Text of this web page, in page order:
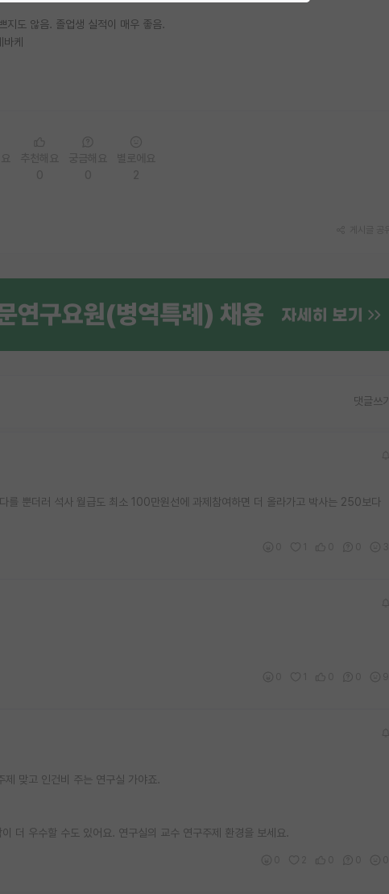
지도 않음. 졸업생 실적이 매우 좋음.
케
댓글쓰기
를 뿐더러 석사 월급도 최소 100만원선에 과제참여하면 더 올라가고 박사는 250보다
맞고 인건비 주는 연구실 가야죠.
더 우수할 수도 있어요. 연구실의 교수 연구주제 환경을 보세요.